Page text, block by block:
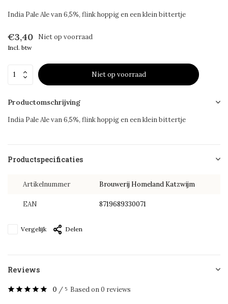
India Pale Ale van 6,5%, flink hoppig en een klein bittertje
€3,40 Niet op voorraad
Incl. btw
Niet op voorraad
Productomschrijving
India Pale Ale van 6,5%, flink hoppig en een klein bittertje
Productspecificaties
Artikelnummer Brouwerij Homeland Katzwijm
EAN 8719689330071
Vergelijk Delen
Reviews
0 / 5 Based on 0 reviews